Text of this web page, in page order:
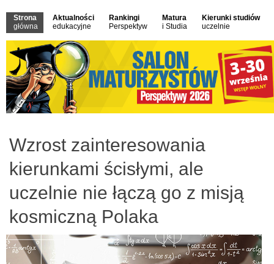
Strona
główna
Aktualności
edukacyjne
Rankingi
Perspektyw
Matura
i Studia
Kierunki studiów
uczelnie
Wzrost zainteresowania
kierunkami ścisłymi, ale
uczelnie nie łączą go z misją
kosmiczną Polaka